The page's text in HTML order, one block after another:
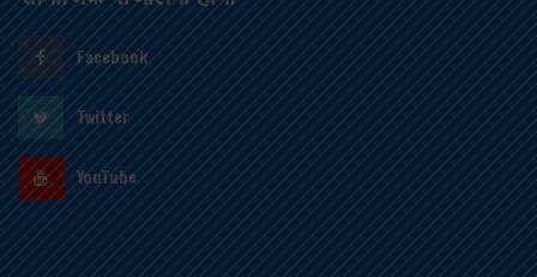
Facebook
Twitter
YouTube